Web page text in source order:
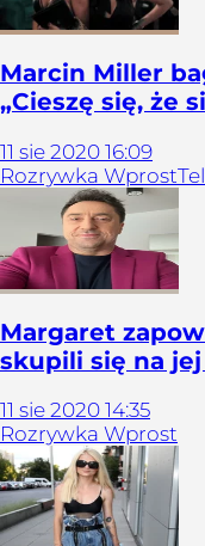
Marcin Miller
„Cieszę się, że
11 sie 2020 16:09
Rozrywka Wprost
Margaret
skupili się na
11 sie 2020 14:35
Rozrywka Wprost